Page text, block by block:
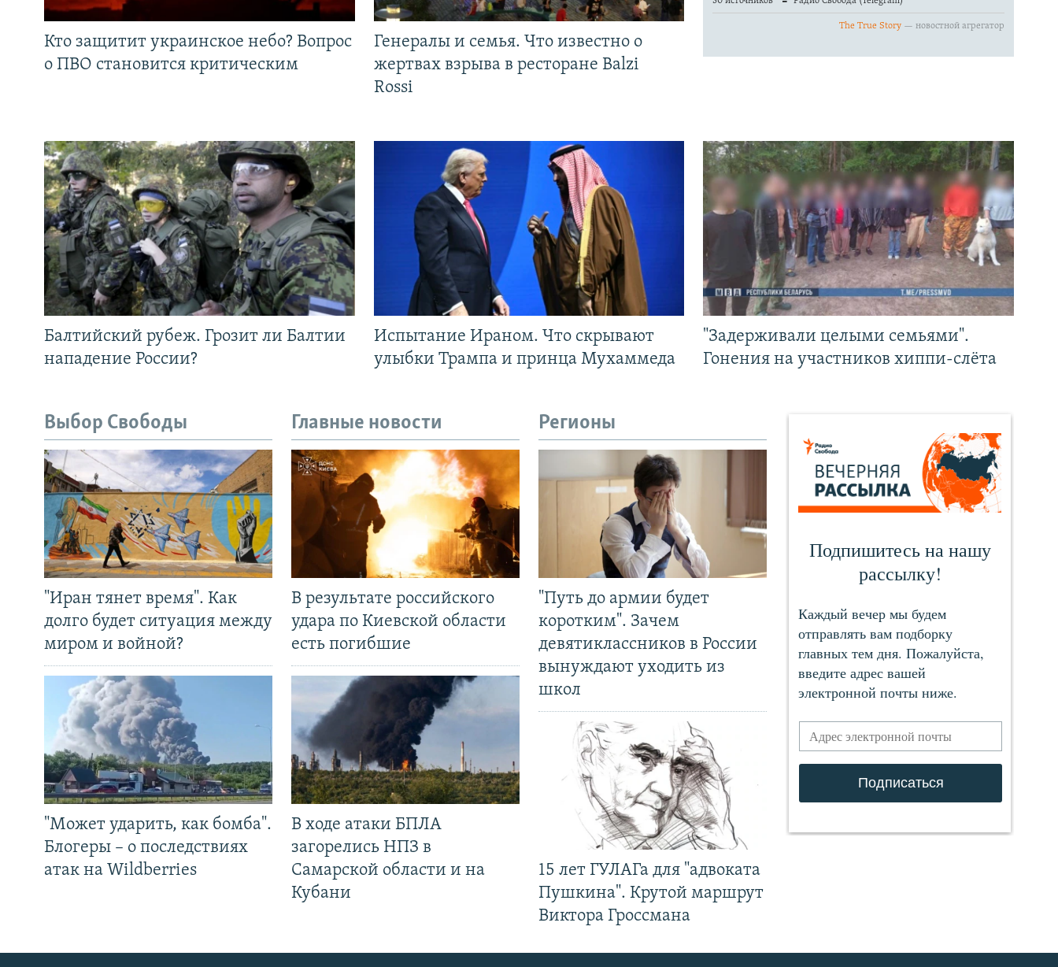
Кто защитит украинское небо? Вопрос
о ПВО становится критическим
Генералы и семья. Что известно о
жертвах взрыва в ресторане Balzi
Rossi
Балтийский рубеж. Грозит ли Балтии
нападение России?
Испытание Ираном. Что скрывают
улыбки Трампа и принца Мухаммеда
"Задерживали целыми семьями".
Гонения на участников хиппи-слёта
Выбор Свободы
"Иран тянет время". Как
долго будет ситуация между
миром и войной?
"Может ударить, как бомба".
Блогеры – о последствиях
атак на Wildberries
Главные новости
В результате российского
удара по Киевской области
есть погибшие
В ходе атаки БПЛА
загорелись НПЗ в
Самарской области и на
Кубани
Регионы
"Путь до армии будет
коротким". Зачем
девятиклассников в России
вынуждают уходить из
школ
15 лет ГУЛАГа для "адвоката
Пушкина". Крутой маршрут
Виктора Гроссмана